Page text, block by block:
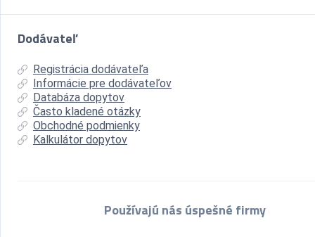
Dodávateľ
Registrácia dodávateľa
Informácie pre dodávateľov
Databáza dopytov
Často kladené otázky
Obchodné podmienky
Kalkulátor dopytov
Používajú nás úspešné firmy